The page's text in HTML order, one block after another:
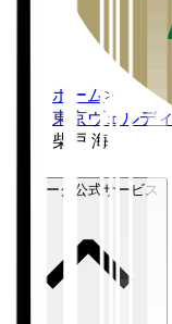
ホーム >
東京ヴェルディ
柴戸 海
Ｊリーグ公式サービス